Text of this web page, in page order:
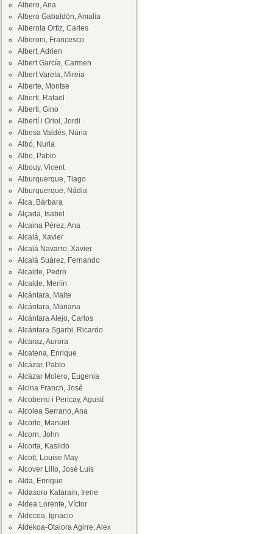
Albero, Ana
Albero Gabaldón, Amalia
Alberola Ortiz, Carles
Alberoni, Francesco
Albert, Adrien
Albert García, Carmen
Albert Varela, Mireia
Alberte, Montse
Alberti, Rafael
Alberti, Gino
Albertí i Oriol, Jordi
Albesa Valdés, Núria
Albó, Nuria
Albo, Pablo
Albouy, Vicent
Alburquerque, Tiago
Alburquerque, Nádia
Alca, Bárbara
Alçada, Isabel
Alcaina Pérez, Ana
Alcalá, Xavier
Alcalá Navarro, Xavier
Alcalá Suárez, Fernando
Alcalde, Pedro
Alcalde, Merlín
Alcántara, Maite
Alcántara, Mariana
Alcántara Alejo, Carlos
Alcántara Sgarbi, Ricardo
Alcaraz, Aurora
Alcatena, Enrique
Alcázar, Pablo
Alcázar Molero, Eugenia
Alcina Franch, José
Alcoberro i Pericay, Agustí
Alcolea Serrano, Ana
Alcorlo, Manuel
Alcorn, John
Alcorta, Kasildo
Alcott, Louise May
Alcover Lillo, José Luis
Alda, Enrique
Aldasoro Katarain, Irene
Aldea Lorente, Víctor
Aldecoa, Ignacio
Aldekoa-Otalora Agirre, Alex